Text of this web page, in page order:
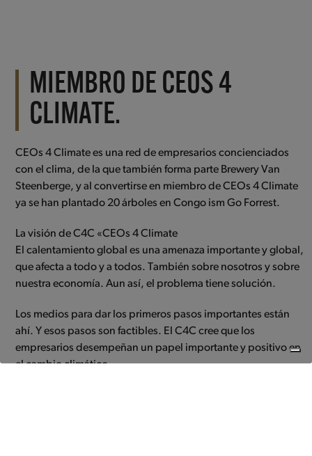
MIEMBRO DE CEOS 4
CLIMATE.
CEOs 4 Climate es una red de empresarios concienciados
con el clima, de la que también forma parte Brewery Van
Steenberge, y al convertirse en miembro de CEOs 4 Climate
ya se han plantado 20 árboles en Congo ism Go Forrest.
La visión de C4C «CEOs 4 Climate
El calentamiento global es una amenaza importante y global,
que afecta a todo y a todos. También sobre nosotros y sobre
nuestra economía. Aun así, el problema tiene solución.
Los medios para dar los primeros pasos importantes están
ahí. Y esos pasos son factibles. El C4C cree que los
empresarios desempeñan un papel importante y positivo en
el cambio climático.